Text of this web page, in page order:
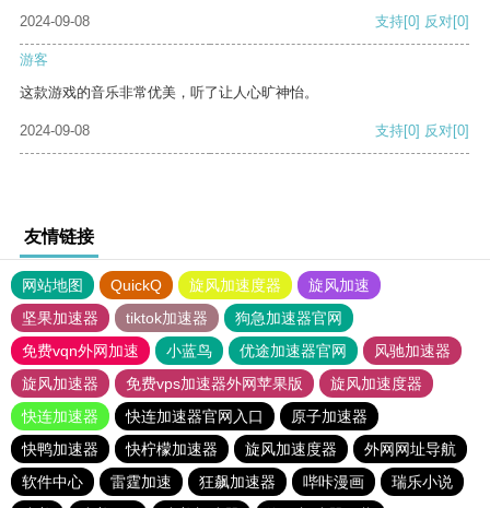
2024-09-08
支持[0] 反对[0]
游客
这款游戏的音乐非常优美，听了让人心旷神怡。
2024-09-08 支持[0] 反对[0]
友情链接
网站地图 QuickQ 旋风加速度器
旋风加速
坚果加速器
tiktok加速器
狗急加速器官网
免费vqn外网加速
小蓝鸟 优途加速器官网
风驰加速器
旋风加速器
免费vps加速器外网苹果版
旋风加速度器
快连加速器
快连加速器官网入口
原子加速器
快鸭加速器
快柠檬加速器 旋风加速度器
外网网址导航
软件中心
雷霆加速 狂飙加速器 哔咔漫画
瑞乐小说